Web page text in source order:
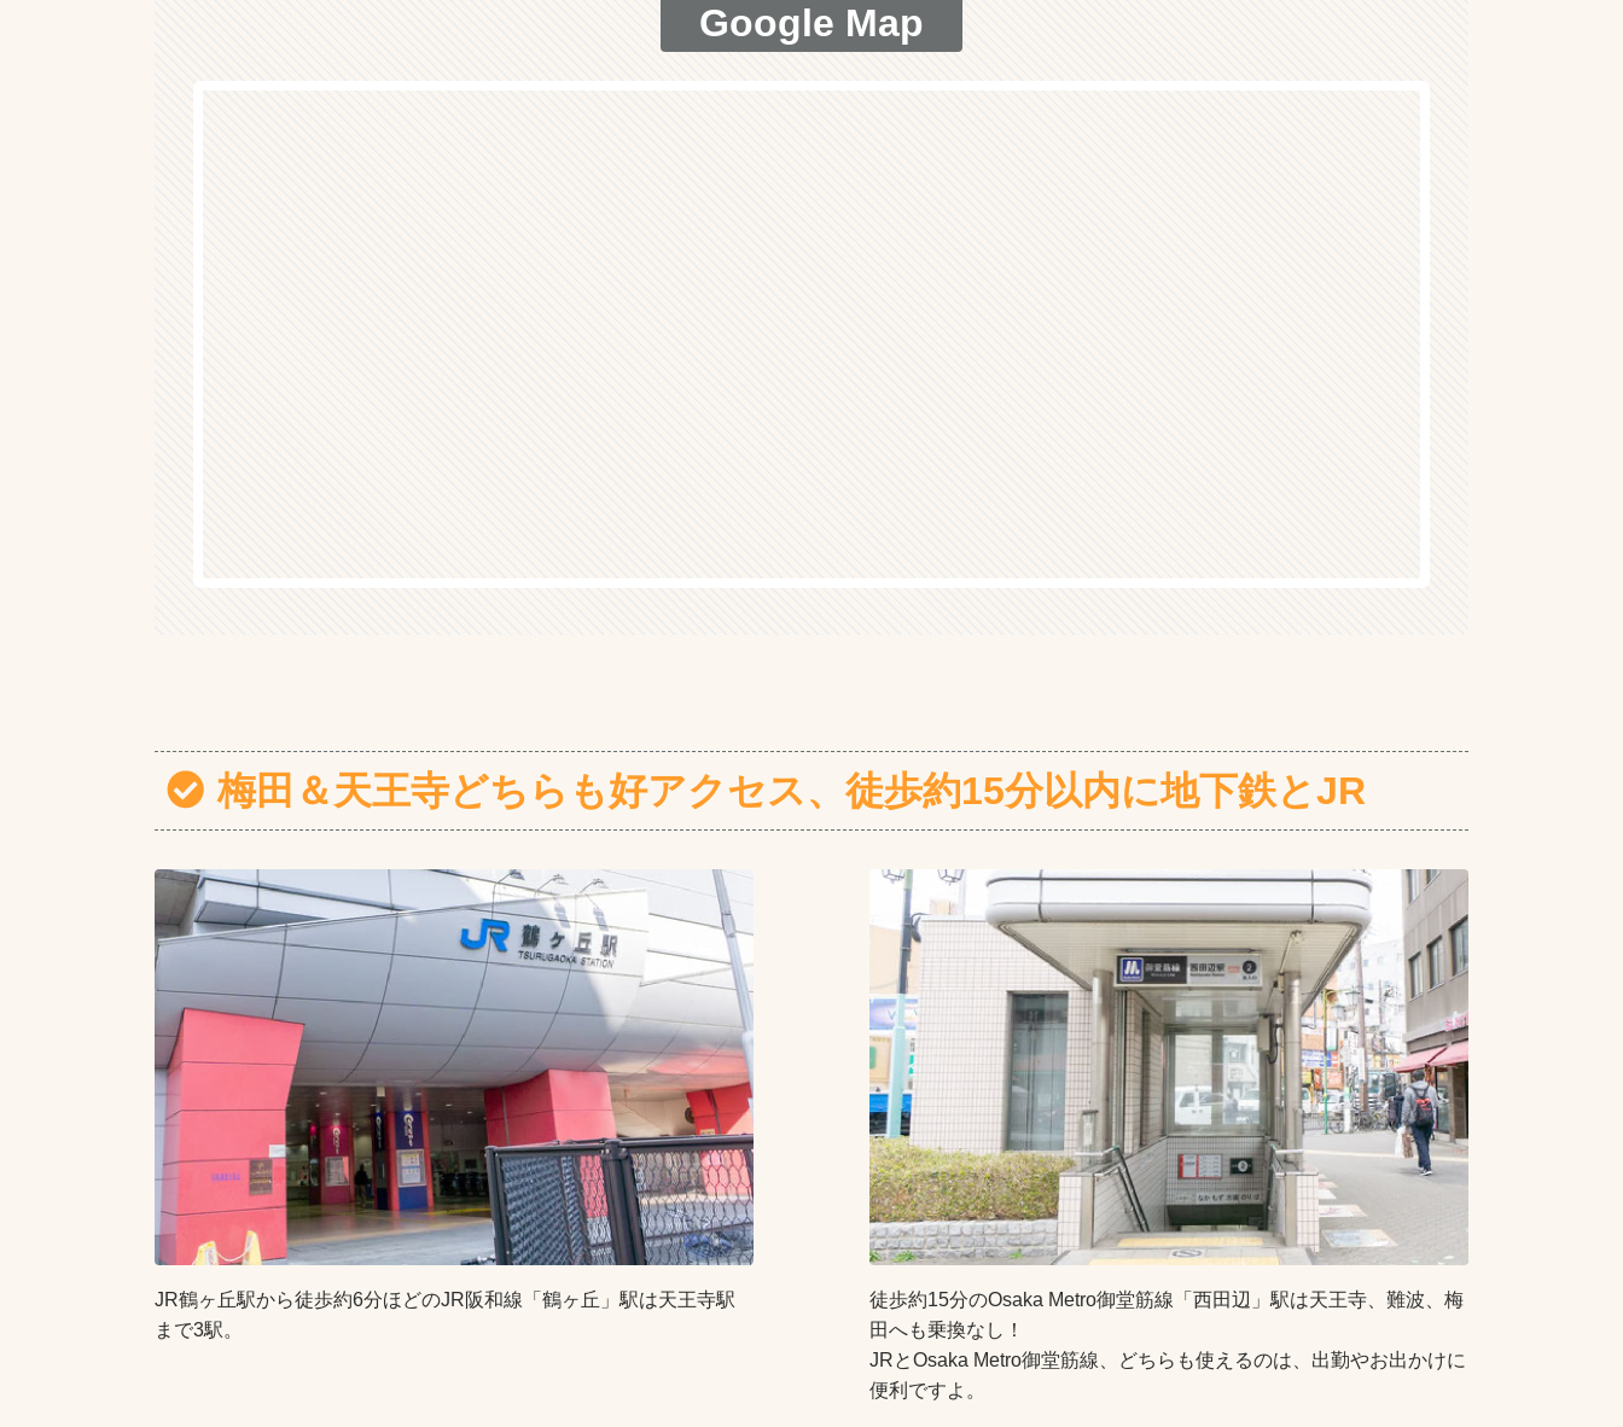
Google Map
梅田＆天王寺どちらも好アクセス、徒歩約15分以内に地下鉄とJR
JR鶴ヶ丘駅から徒歩約6分ほどのJR阪和線「鶴ヶ丘」駅は天王寺駅
まで3駅。
徒歩約15分のOsaka Metro御堂筋線「西田辺」駅は天王寺、難波、梅
田へも乗換なし！
JRとOsaka Metro御堂筋線、どちらも使えるのは、出勤やお出かけに
便利ですよ。